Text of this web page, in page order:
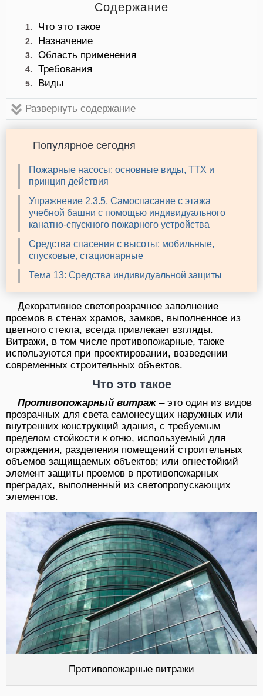
Содержание
1. Что это такое
2. Назначение
3. Область применения
4. Требования
5. Виды
Развернуть содержание
Популярное сегодня
Пожарные насосы: основные виды, ТТХ и
принцип действия
Упражнение 2.3.5. Самоспасание с этажа
учебной башни с помощью индивидуального
канатно-спускного пожарного устройства
Средства спасения с высоты: мобильные,
спусковые, стационарные
Тема 13: Средства индивидуальной защиты
Декоративное светопрозрачное заполнение
проемов в стенах храмов, замков, выполненное из
цветного стекла, всегда привлекает взгляды.
Витражи, в том числе противопожарные, также
используются при проектировании, возведении
современных строительных объектов.
Что это такое
Противопожарный витраж – это один из видов
прозрачных для света самонесущих наружных или
внутренних конструкций здания, с требуемым
пределом стойкости к огню, используемый для
ограждения, разделения помещений строительных
объемов защищаемых объектов; или огнестойкий
элемент защиты проемов в противопожарных
преградах, выполненный из светопропускающих
элементов.
Противопожарные витражи